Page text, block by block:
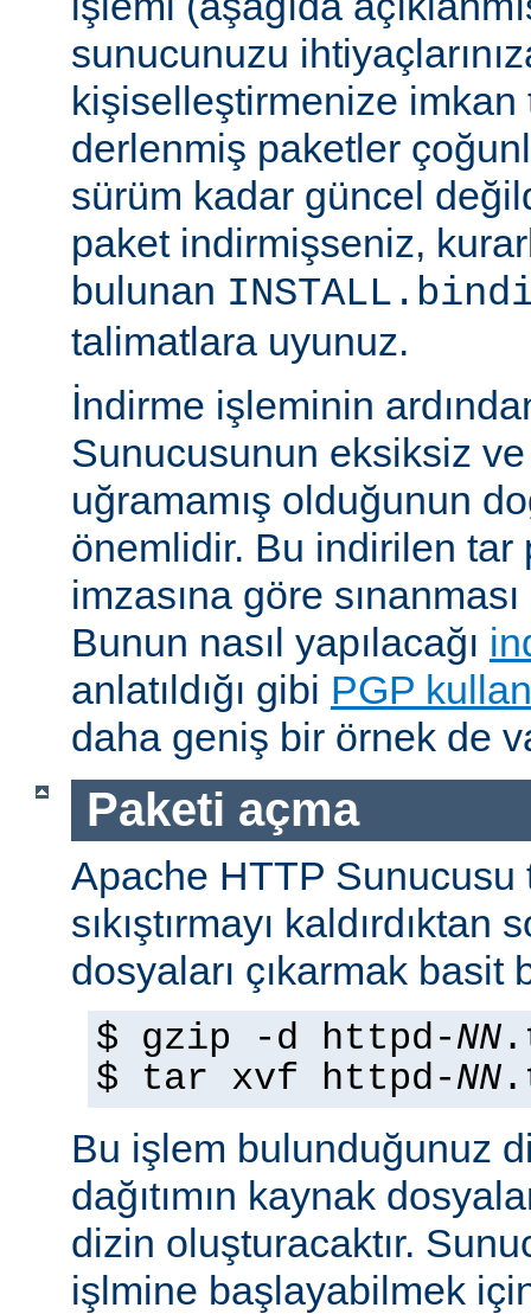
sunucunuzu
kişiselleştirmenize imkan
derlenmiş paketler
sürüm kadar güncel
paket indirmişseniz,
bulunan
talimatlara uyunuz.
İndirme işleminin
Sunucusunun eksiksiz
uğramamış olduğunun
önemlidir. Bu indirilen tar
imzasına göre
Bunun nasıl yapılacağı
anlatıldığı gibi PGP
daha geniş bir örnek de
Paketi açma
Apache HTTP Sunucusu
sıkıştırmayı
dosyaları çıkarmak basit
$ gzip -d httpd-NN
$ tar xvf httpd-NN
Bu işlem bulunduğunuz
dağıtımın kaynak
dizin oluşturacaktır.
işlmine başlayabilmek